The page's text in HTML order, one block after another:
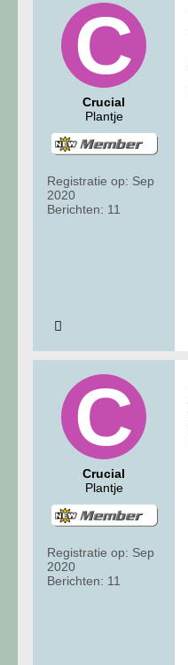
Crucial
Plantje
Registratie op: Sep
2020
Berichten: 11
Crucial
Plantje
Registratie op: Sep
2020
Berichten: 11